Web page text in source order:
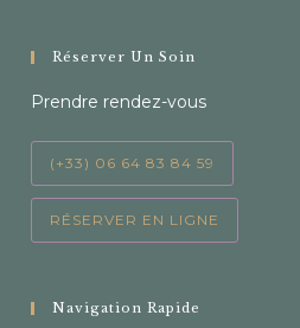
Réserver Un Soin
Prendre rendez-vous
(+33) 06 64 83 84 59
RÉSERVER EN LIGNE
Navigation Rapide